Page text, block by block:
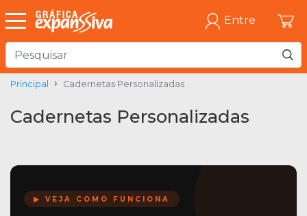
Entre
Principal Cadernetas Personalizadas
Cadernetas Personalizadas
▶ VEJA COMO FUNCIONA